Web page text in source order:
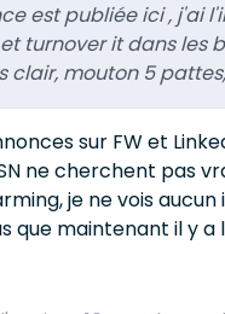
est publiée ici , j'ai
turnover it dans les
clair, mouton 5
sur FW et
ne cherchent pas
je ne vois
que maintenant il y